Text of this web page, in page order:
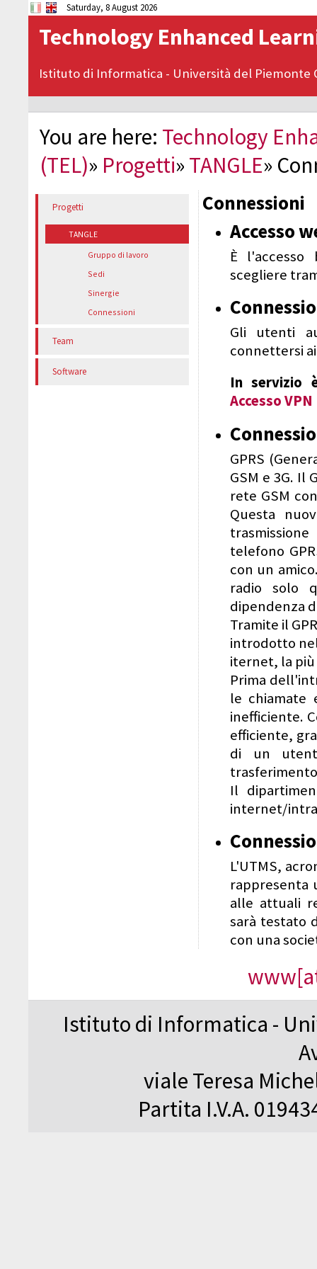
Saturday, 8 August 2026
Technology Enhanced
Istituto di Informatica - Università del Piemonte
You are here: Technology
(TEL)» Progetti» TANGLE»
Progetti
TANGLE
Gruppo di lavoro
Sedi
Sinergie
Connessioni
Team
Software
Connessioni
Accesso
È
scegliere
Gli utenti
connettersi
In servizio
Accesso VPN
GPRS
GSM e 3G. Il
rete GSM
Questa
telefono
con un
radio solo
dipendenza
Tramite il
introdotto
iternet, la
Prima
le chiamate
inefficiente.
efficiente,
di un
Il
internet/
L'UTMS,
rappresenta
alle attuali
sarà testato
con una
Istituto di Informatica -
viale Teresa
Partita I.V.A.